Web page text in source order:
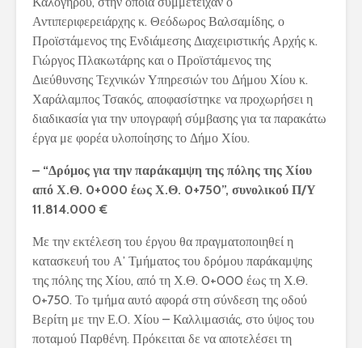
Αντιπεριφερειάρχης κ. Θεόδωρος Βαλσαμίδης, ο
Προϊστάμενος της Ενδιάμεσης Διαχειριστικής Αρχής κ.
Γιώργος Πλακωτάρης και ο Προϊστάμενος της
Διεύθυνσης Τεχνικών Υπηρεσιών του Δήμου Χίου κ.
Χαράλαμπος Τσακός, αποφασίστηκε να προχωρήσει η
διαδικασία για την υπογραφή σύμβασης για τα παρακάτω
έργα με φορέα υλοποίησης το Δήμο Χίου.
– “Δρόμος για την παράκαμψη της πόλης της Χίου
από Χ.Θ. 0+000 έως Χ.Θ. 0+750”, συνολικού Π/Υ
11.814.000 €
Με την εκτέλεση του έργου θα πραγματοποιηθεί η
κατασκευή του Α’ Τμήματος του δρόμου παράκαμψης
της πόλης της Χίου, από τη Χ.Θ. 0+000 έως τη Χ.Θ.
0+750. Το τμήμα αυτό αφορά στη σύνδεση της οδού
Βερίτη με την Ε.Ο. Χίου – Καλλιμασιάς, στο ύψος του
ποταμού Παρθένη. Πρόκειται δε να αποτελέσει τη